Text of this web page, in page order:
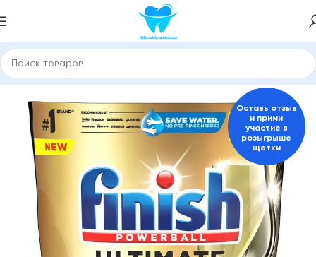
Главная Бытовая техника и товары для дома
Оставь отзыв
и прими
участие в
розыгрыше
щетки